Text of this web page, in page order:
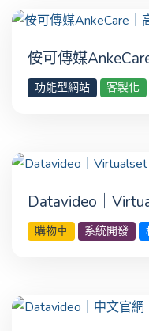
侒可傳媒
功能型網站 客製化
Datavideo｜
購物車 系統開發